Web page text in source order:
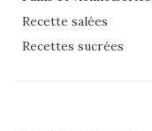
Recette salées
Recettes sucrées